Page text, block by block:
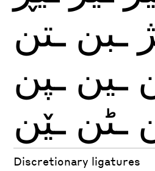
ـبن ـتن
ـين ـپن
ـٹن ـێن
Discretionary ligatures